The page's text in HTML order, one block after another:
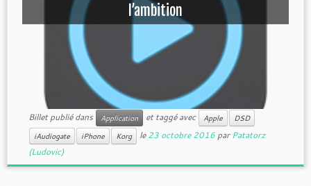
l’ambition
Billet publié dans Application et taggé avec Apple
DSD
iAudiogate
iPhone Korg le23 octobre 2016 parPatatorz
(Ludovic)